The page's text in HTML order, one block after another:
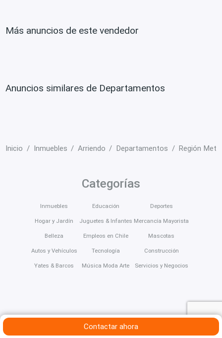
Más anuncios de este vendedor
Anuncios similares de Departamentos
Inicio Inmuebles Arriendo Departamentos Región
Contactar ahora
Categorías
Inmuebles
Hogar y Jardín
Belleza
Autos y Vehículos
Yates & Barcos
Educación
Juguetes & Infantes
Empleos en Chile
Tecnología
Música Moda Arte
Deportes
Mercancía Mayorista
Mascotas
Construcción
Servicios y Negocios